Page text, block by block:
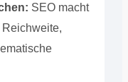
SEO macht